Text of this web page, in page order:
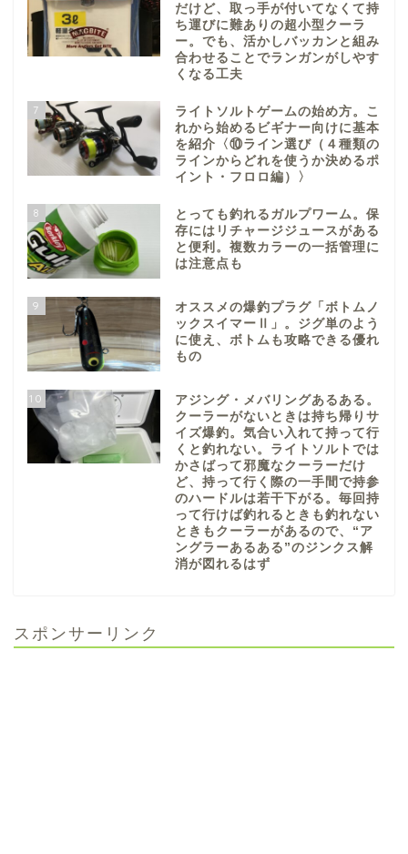
だけど、取っ手が付いてなくて持
ち運びに難ありの超小型クーラ
ー。でも、活かしバッカンと組み
合わせることでランガンがしやす
くなる工夫
7
ライトソルトゲームの始め方。こ
れから始めるビギナー向けに基本
を紹介〈⑩ライン選び（４種類の
ラインからどれを使うか決めるポ
イント・フロロ編）〉
8
とっても釣れるガルプワーム。保
存にはリチャージジュースがある
と便利。複数カラーの一括管理に
は注意点も
9
オススメの爆釣プラグ「ボトムノ
ックスイマーⅡ」。ジグ単のよう
に使え、ボトムも攻略できる優れ
もの
10
アジング・メバリングあるある。
クーラーがないときは持ち帰りサ
イズ爆釣。気合い入れて持って行
くと釣れない。ライトソルトでは
かさばって邪魔なクーラーだけ
ど、持って行く際の一手間で持参
のハードルは若干下がる。毎回持
って行けば釣れるときも釣れない
ときもクーラーがあるので、“ア
ングラーあるある”のジンクス解
消が図れるはず
スポンサーリンク